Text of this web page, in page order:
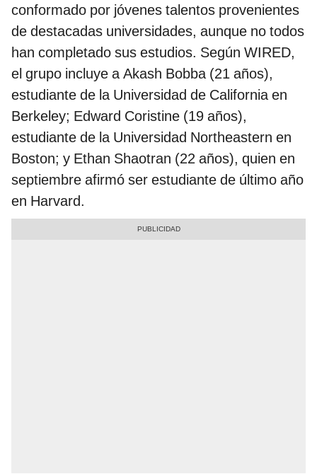
conformado por jóvenes talentos provenientes
de destacadas universidades, aunque no todos
han completado sus estudios. Según WIRED,
el grupo incluye a Akash Bobba (21 años),
estudiante de la Universidad de California en
Berkeley; Edward Coristine (19 años),
estudiante de la Universidad Northeastern en
Boston; y Ethan Shaotran (22 años), quien en
septiembre afirmó ser estudiante de último año
en Harvard.